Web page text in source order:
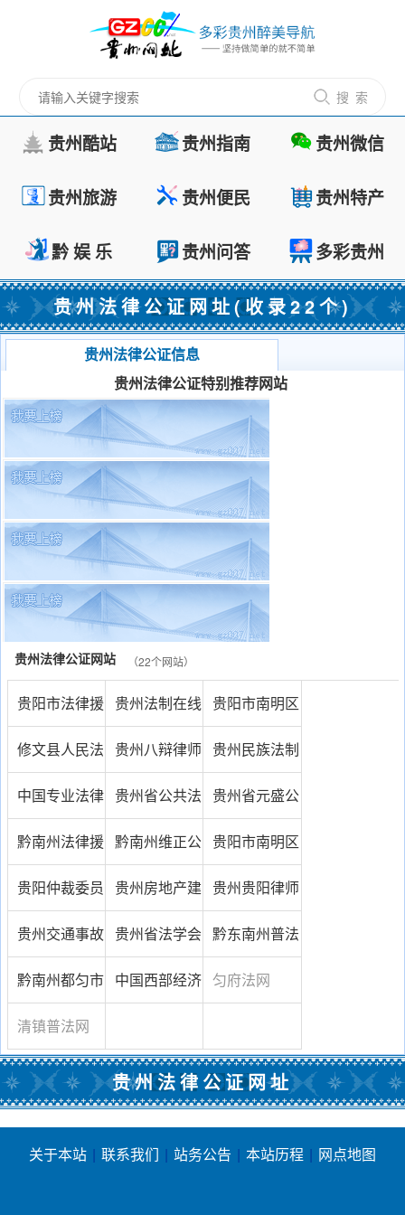
搜 索
贵州酷站 贵州指南 贵州微信
贵州旅游 贵州便民 贵州特产
黔 娱 乐 贵州问答 多彩贵州
贵州法律公证网址(收录22个)
贵州法律公证信息
茅台镇酱酒
贵州法律公证特别推荐网站
贵州法律公证网站 （22个网站）
贵阳市法律援
助网
贵州法制在线 贵阳市南明区
公证处
修文县人民法
院
贵州八辩律师
事务所
贵州民族法制
网
中国专业法律
顾问网
贵州省公共法
律服务中心
贵州省元盛公
证处
黔南州法律援
助中心
黔南州维正公
证处网
贵阳市南明区
普法网
贵阳仲裁委员
会
贵州房地产建
筑律师网
贵州贵阳律师
网
贵州交通事故
律师网
贵州省法学会 黔东南州普法
网
黔南州都匀市
政府法制办
中国西部经济 匀府法网
清镇普法网
贵州法律公证网址
关于本站 | 联系我们 | 站务公告 | 本站历程 | 网点地图